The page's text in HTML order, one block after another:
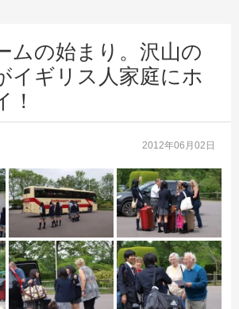
ムの始まり。沢山の
イギリス人家庭にホ
！
2012年06月02日